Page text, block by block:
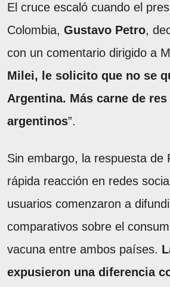
El cruce escaló cuando el
Colombia, Gustavo Petro,
con un comentario dirigido a
Milei, le solicito que no se
Argentina. Más carne de
argentinos”.
Sin embargo, la respuesta de
rápida reacción en redes
usuarios comenzaron a
comparativos sobre el
vacuna entre ambos países.
expusieron una diferencia